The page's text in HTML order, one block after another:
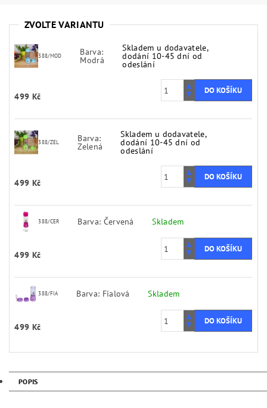
ZVOLTE VARIANTU
388/MOD Barva:
Modrá
Skladem u dodavatele,
dodání 10-45 dní od
odeslání
499 Kč
388/ZEL Barva:
Zelená
Skladem u dodavatele,
dodání 10-45 dní od
odeslání
499 Kč
388/CER Barva: Červená Skladem
499 Kč
388/FIA Barva: Fialová Skladem
499 Kč
POPIS